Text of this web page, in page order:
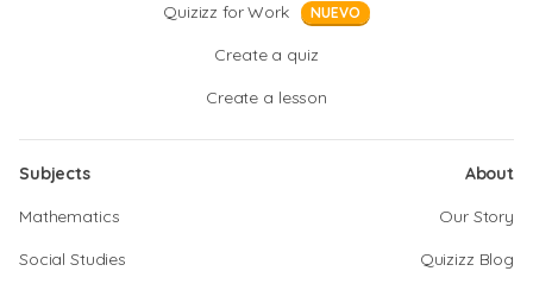
Quizizz for Work NUEVO
Create a quiz
Create a lesson
Subjects
Mathematics
Social Studies
About
Our Story
Quizizz Blog